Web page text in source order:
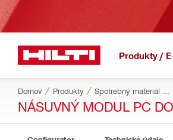
Produkty /
Domov Produkty
NÁSUVNÝ MODUL PC